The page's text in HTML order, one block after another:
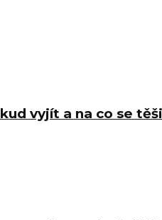
vyjít a na co se